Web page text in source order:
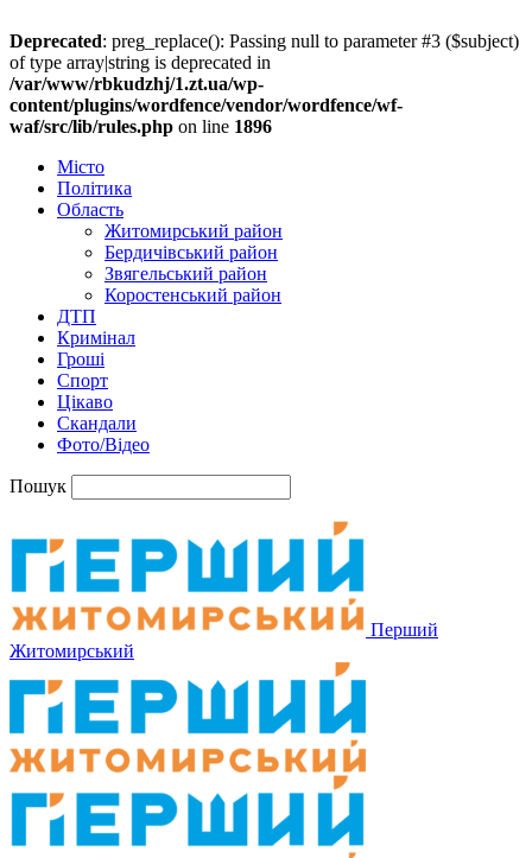
Deprecated: preg_replace(): Passing null to parameter #3 ($subject)
of type array|string is deprecated in
/var/www/rbkudzhj/1.zt.ua/wp-
content/plugins/wordfence/vendor/wordfence/wf-
waf/src/lib/rules.php on line 1896
Місто
Політика
Область
Житомирський район
Бердичівський район
Звягельський район
Коростенський район
ДТП
Кримінал
Гроші
Спорт
Цікаво
Скандали
Фото/Відео
Пошук
Перший
Житомирський